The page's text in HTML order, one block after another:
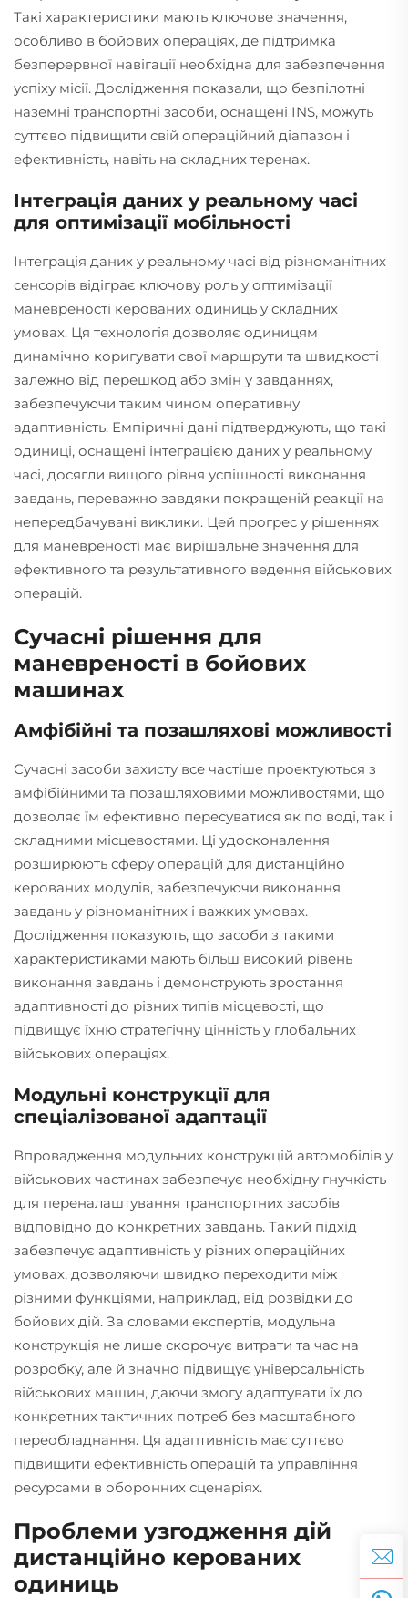
Такі характеристики мають ключове значення,
особливо в бойових операціях, де підтримка
безперервної навігації необхідна для забезпечення
успіху місії. Дослідження показали, що безпілотні
наземні транспортні засоби, оснащені INS, можуть
суттєво підвищити свій операційний діапазон і
ефективність, навіть на складних теренах.
Інтеграція даних у реальному часі
для оптимізації мобільності
Інтеграція даних у реальному часі від різноманітних
сенсорів відіграє ключову роль у оптимізації
маневреності керованих одиниць у складних
умовах. Ця технологія дозволяє одиницям
динамічно коригувати свої маршрути та швидкості
залежно від перешкод або змін у завданнях,
забезпечуючи таким чином оперативну
адаптивність. Емпіричні дані підтверджують, що такі
одиниці, оснащені інтеграцією даних у реальному
часі, досягли вищого рівня успішності виконання
завдань, переважно завдяки покращеній реакції на
непередбачувані виклики. Цей прогрес у рішеннях
для маневреності має вирішальне значення для
ефективного та результативного ведення військових
операцій.
Сучасні рішення для
маневреності в бойових
машинах
Амфібійні та позашляхові можливості
Сучасні засоби захисту все частіше проектуються з
амфібійними та позашляховими можливостями, що
дозволяє їм ефективно пересуватися як по воді, так і
складними місцевостями. Ці удосконалення
розширюють сферу операцій для дистанційно
керованих модулів, забезпечуючи виконання
завдань у різноманітних і важких умовах.
Дослідження показують, що засоби з такими
характеристиками мають більш високий рівень
виконання завдань і демонструють зростання
адаптивності до різних типів місцевості, що
підвищує їхню стратегічну цінність у глобальних
військових операціях.
Модульні конструкції для
спеціалізованої адаптації
Впровадження модульних конструкцій автомобілів у
військових частинах забезпечує необхідну гнучкість
для переналаштування транспортних засобів
відповідно до конкретних завдань. Такий підхід
забезпечує адаптивність у різних операційних
умовах, дозволяючи швидко переходити між
різними функціями, наприклад, від розвідки до
бойових дій. За словами експертів, модульна
конструкція не лише скорочує витрати та час на
розробку, але й значно підвищує універсальність
військових машин, даючи змогу адаптувати їх до
конкретних тактичних потреб без масштабного
переобладнання. Ця адаптивність має суттєво
підвищити ефективність операцій та управління
ресурсами в оборонних сценаріях.
Проблеми узгодження дій
дистанційно керованих
одиниць